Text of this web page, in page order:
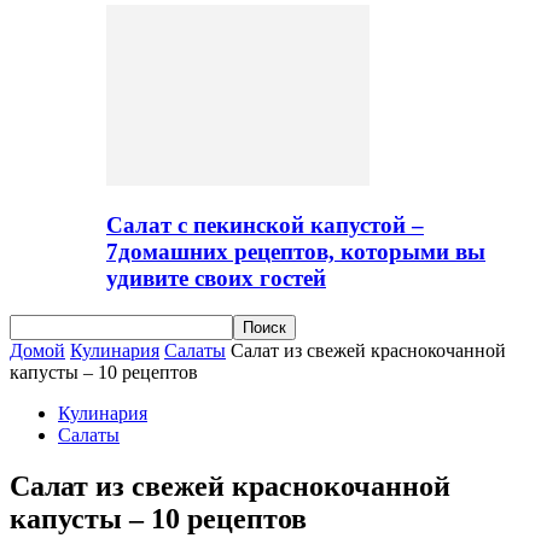
Салат с пекинской капустой –
7домашних рецептов, которыми вы
удивите своих гостей
Домой Кулинария Салаты Салат из свежей краснокочанной
капусты – 10 рецептов
Кулинария
Салаты
Салат из свежей краснокочанной
капусты – 10 рецептов